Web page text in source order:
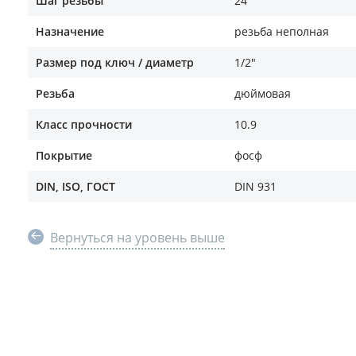
Назначение резьба неполная
Размер под ключ / диаметр 1/2"
Резьба дюймовая
Класс прочности 10.9
Покрытие фосф
DIN, ISO, ГОСТ DIN 931
Вернуться на уровень выше